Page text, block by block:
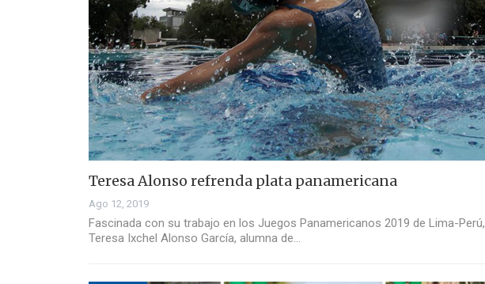
Teresa Alonso refrenda plata panamericana
Ago 12, 2019
Fascinada con su trabajo en los Juegos Panamericanos 2019 de Lima-Perú,
Teresa Ixchel Alonso García, alumna de…